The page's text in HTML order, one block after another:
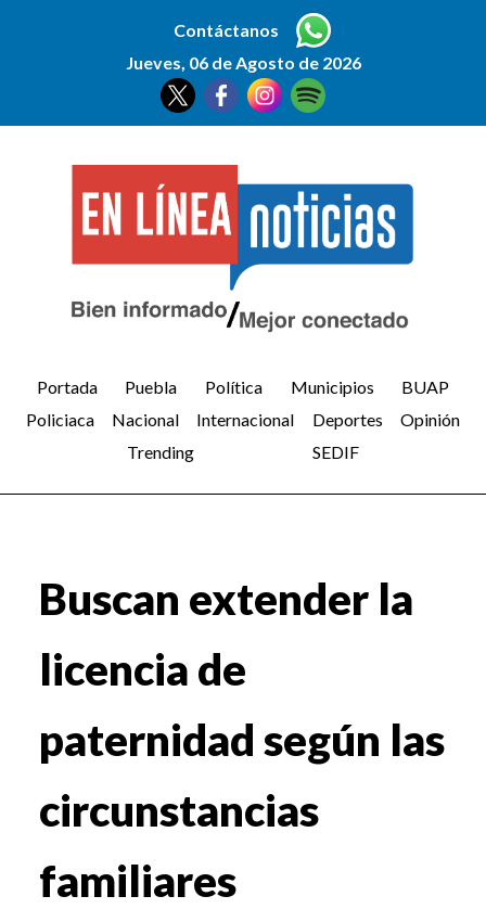
Contáctanos
Jueves, 06 de Agosto de 2026
Portada Puebla Política Municipios
BUAP
Policiaca
Nacional Internacional Deportes
Opinión
Trending
SEDIF
Buscan extender la
licencia de
paternidad según las
circunstancias
familiares